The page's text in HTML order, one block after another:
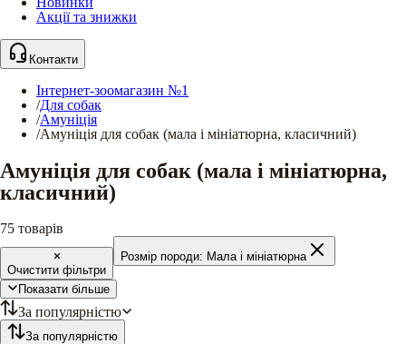
Акції та знижки
Контакти
Інтернет-зоомагазин №1
/Для собак
/Амуніція
/Амуніція для собак (мала і мініатюрна, класичний)
Амуніція для собак (мала і мініатюрна,
класичний)
75 товарів
Очистити фільтри
Розмір породи: Мала і мініатюрна
Показати більше
За популярністю
За популярністю